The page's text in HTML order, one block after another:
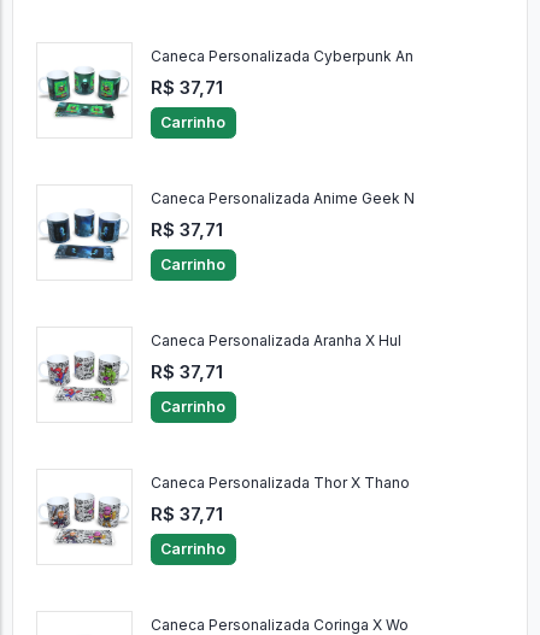
Caneca Personalizada Cyberpunk An
R$ 37,71
Carrinho
Caneca Personalizada Anime Geek N
R$ 37,71
Carrinho
Caneca Personalizada Aranha X Hul
R$ 37,71
Carrinho
Caneca Personalizada Thor X Thano
R$ 37,71
Carrinho
Caneca Personalizada Coringa X Wo